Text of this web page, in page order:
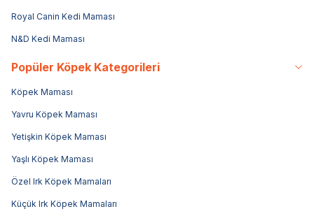
Royal Canin Kedi Maması
N&D Kedi Maması
Popüler Köpek Kategorileri
Köpek Maması
Yavru Köpek Maması
Yetişkin Köpek Maması
Yaşlı Köpek Maması
Özel Irk Köpek Mamaları
Küçük Irk Köpek Mamaları